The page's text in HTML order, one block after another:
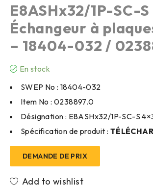
E8ASHx32/1P-SC-
Échangeur à
– 18404-032 /
En stock
SWEP No : 18404-032
Item No : 0238897.0
Désignation : E8ASHx32/1P-SC-S
Spécification de produit :
DEMANDE DE PRIX